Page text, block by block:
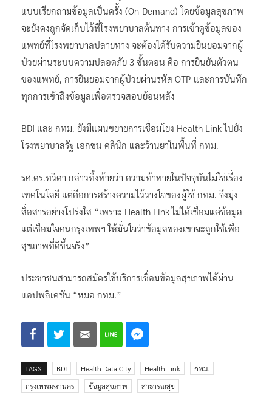
แบบเรียกถามข้อมูลเป็นครั้ง (On-Demand) โดยข้อมูลสุขภาพ
จะยังคงถูกจัดเก็บไว้ที่โรงพยาบาลต้นทาง การเข้าดูข้อมูลของ
แพทย์ที่โรงพยาบาลปลายทาง จะต้องได้รับความยินยอมจากผู้
ป่วยผ่านระบบความปลอดภัย 3 ขั้นตอน คือ การยืนยันตัวตน
ของแพทย์, การยินยอมจากผู้ป่วยผ่านรหัส OTP และการบันทึก
ทุกการเข้าถึงข้อมูลเพื่อตรวจสอบย้อนหลัง
BDI และ กทม. ยังมีแผนขยายการเชื่อมโยง Health Link ไปยัง
โรงพยาบาลรัฐ เอกชน คลินิก และร้านยาในพื้นที่ กทม.
รศ.ดร.ทวิดา กล่าวทิ้งท้ายว่า ความท้าทายในปัจจุบันไม่ใช่เรื่อง
เทคโนโลยี แต่คือการสร้างความไว้วางใจของผู้ใช้ กทม. จึงมุ่ง
สื่อสารอย่างโปร่งใส “เพราะ Health Link ไม่ได้เชื่อมแค่ข้อมูล
แต่เชื่อมใจคนกรุงเทพฯ ให้มั่นใจว่าข้อมูลของเขาจะถูกใช้เพื่อ
สุขภาพที่ดีขึ้นจริง”
ประชาชนสามารถสมัครใช้บริการเชื่อมข้อมูลสุขภาพได้ผ่าน
แอปพลิเคชัน “หมอ กทม.”
TAGS: BDI Health Data City Health Link
กทม.
กรุงเทพมหานคร
ข้อมูลสุขภาพ สาธารณสุข